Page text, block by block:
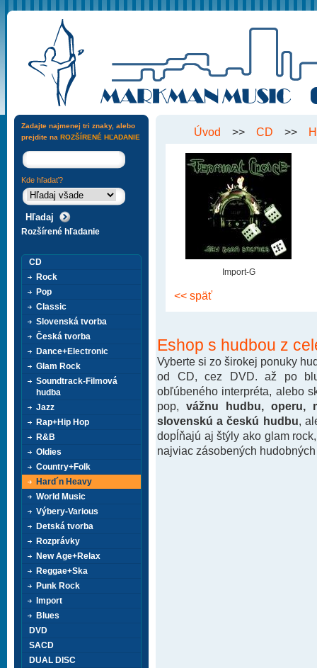
Úvod >> CD >>
Import-G
<< späť
Eshop s hudbou z
Vyberte si zo širokej ponuky
od CD, cez DVD. až po
obľúbeného interpréta, alebo
pop, vážnu hudbu, operu,
slovenskú a českú hudbu ,
dopĺňajú aj štýly ako glam
najviac zásobených
Zadajte najmenej tri znaky, alebo
prejdite na ROZŠÍRENÉ HĽADANIE
Kde hľadať?
Rozšírené hľadanie
CD
Rock
Pop
Classic
Slovenská tvorba
Česká tvorba
Dance+Electronic
Glam Rock
Soundtrack-Filmová
hudba
Jazz
Rap+Hip Hop
R&B
Oldies
Country+Folk
Hard´n Heavy
World Music
Výbery-Various
Detská tvorba
Rozprávky
New Age+Relax
Reggae+Ska
Punk Rock
Import
Blues
DVD
SACD
DUAL DISC